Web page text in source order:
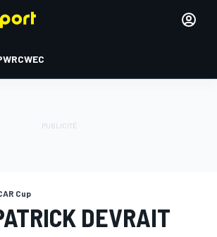
WRCWEC
Cup
DEVRAIT